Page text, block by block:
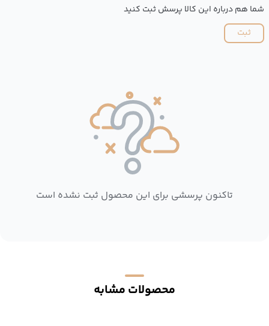
شما هم درباره این کالا پرسش ثبت کنید
ثبت
تاکنون پرسشی برای این محصول ثبت نشده است
محصولات مشابه